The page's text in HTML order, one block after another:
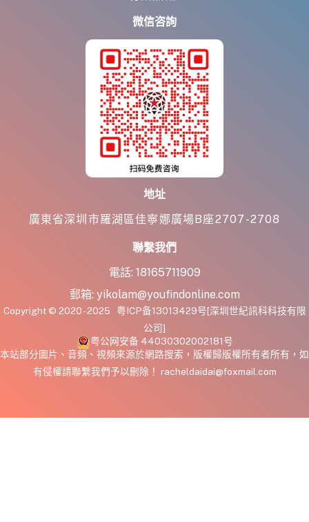
微信咨詢
地址
廣東省深圳市羅湖區佳寧娜廣場B座2707-2708
聯繫我們
電話: 18165711909
郵箱: yikolam@youfindonline.com
Copyright © 2020 - 2025 粤ICP备13013429号[深圳世紀訊科科技有限
公司]
粤公网安备 44030302002181号
本站部分圖片、音頻、視頻來源於網路搜索，版權歸版權所有者所有，如
有侵權請聯繫我們予以刪除！ racheldaidai@foxmail.com